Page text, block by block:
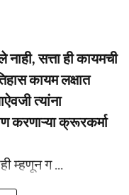
सत्ता ही कायमची
कायम लक्षात
त्यांना
करणाऱ्या क्रूरकर्मा
म्हणून ग ...